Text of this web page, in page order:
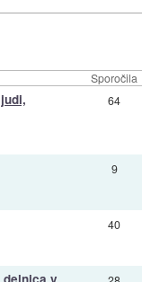
Sporočila
64
9
40